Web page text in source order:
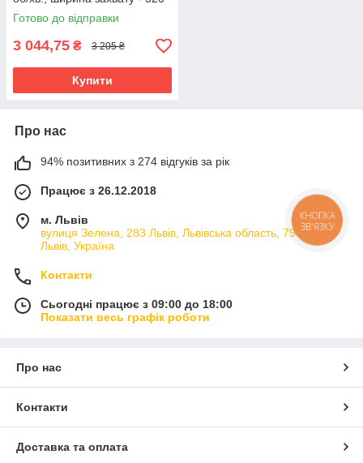
мм, висота зрізу - 27/45/52
Готово до відправки
3 044,75 ₴ 3 205 ₴
Купити
Про нас
94% позитивних з 274 відгуків за рік
Працює з 26.12.2018
м. Львів
вулиця Зелена, 283 Львів, Львівська область, 79066,
Львів, Україна
Контакти
Сьогодні працює з 09:00 до 18:00
Показати весь графік роботи
Про нас
Контакти
Доставка та оплата
КНОПКА
ЗВ'ЯЗКУ